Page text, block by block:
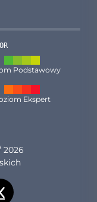
Podstawowy
Ekspert
2026